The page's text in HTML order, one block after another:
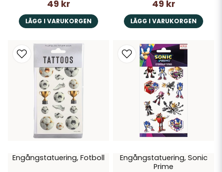
49 kr
LÄGG I VARUKORGEN
49 kr
LÄGG I VARUKORGEN
Engångstatuering, Fotboll
Engångstatuering, Sonic
Prime